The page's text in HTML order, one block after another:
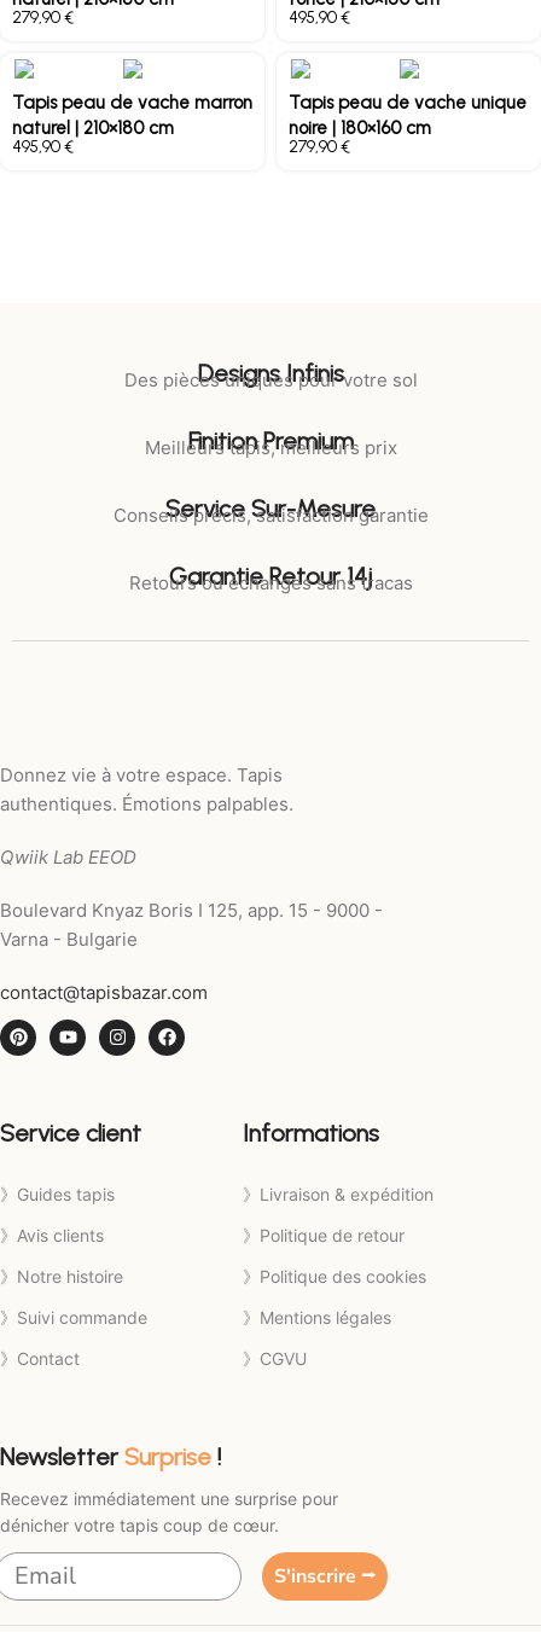
€ €
Tapis peau de vache marron
naturel | 210×180 cm
€
Tapis peau de vache unique
noire | 180×160 cm
€
Designs Infinis
Des pièces uniques pour votre sol
Finition Premium
Meilleurs tapis, meilleurs prix
Service Sur-Mesure
Conseils précis, satisfaction garantie
Garantie Retour 14j
Retours ou échanges sans tracas
Donnez vie à votre espace. Tapis
authentiques. Émotions palpables.
Qwiik Lab EEOD
Boulevard Knyaz Boris I 125, app. 15 - 9000 -
Varna - Bulgarie
contact@tapisbazar.com
Service client
》Guides tapis
》Avis clients
》Notre histoire
》Suivi commande
》Contact
Informations
》Livraison & expédition
》Politique de retour
》Politique des cookies
》Mentions légales
》CGVU
NewsletterSurprise !
Recevez immédiatement une surprise pour
dénicher votre tapis coup de cœur.
S'inscrire ⭢